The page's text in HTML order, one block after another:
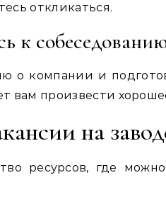
откликаться.
к
о компании и
вам произвести
на
ресурсов, где